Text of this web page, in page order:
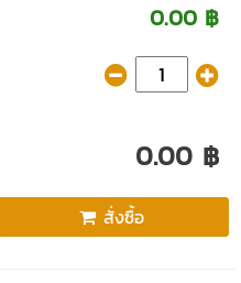
0.00 ฿
0.00 ฿
สั่งซื้อ